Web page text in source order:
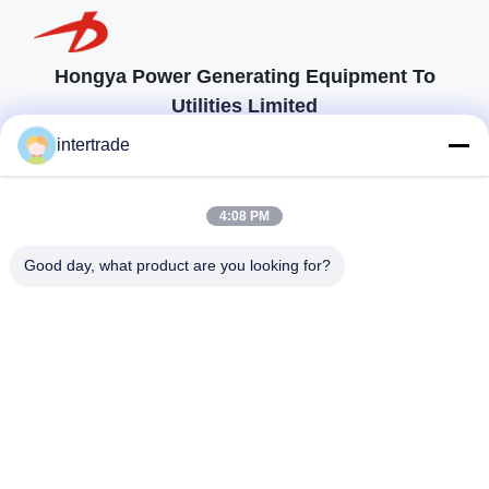
Hongya Power Generating Equipment To
Utilities Limited
προσαρμοσμένες λύσεις για να ανταποκρίνονται στις απαιτήσεις των
86-28-37561966-8:00
intertrade
4:08 PM
Good day, what product are you looking for?